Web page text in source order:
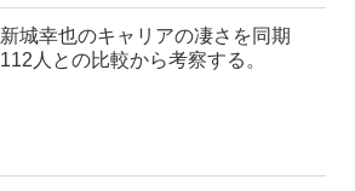
新城幸也のキャリアの凄さを同期
112人との比較から考察する。